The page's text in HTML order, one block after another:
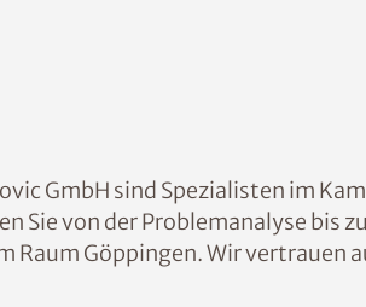
GmbH sind Spezialisten im
Sie von der Problemanalyse
Raum Göppingen. Wir vertrauen